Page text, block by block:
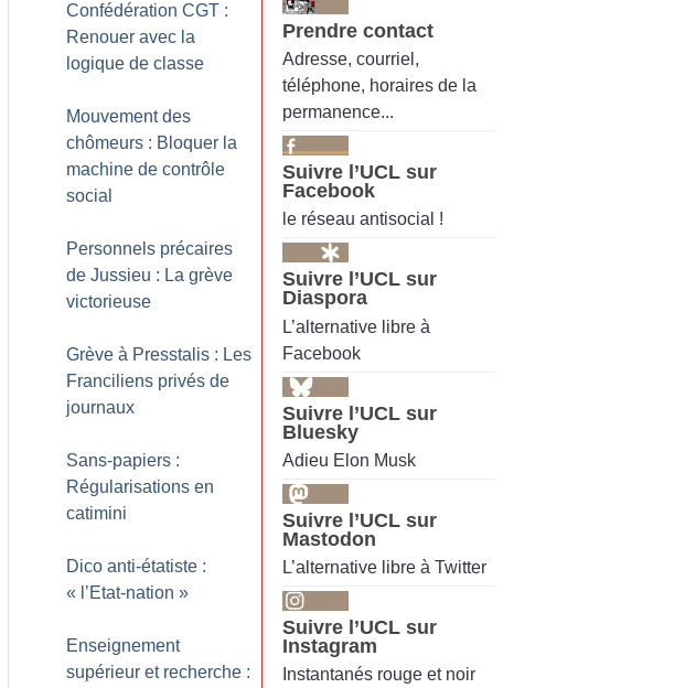
Confédération CGT :
Renouer avec la
logique de classe
Mouvement des
chômeurs : Bloquer la
machine de contrôle
social
Personnels précaires
de Jussieu : La grève
victorieuse
Grève à Presstalis : Les
Franciliens privés de
journaux
Sans-papiers :
Régularisations en
catimini
Dico anti-étatiste :
« l’Etat-nation »
Enseignement
supérieur et recherche :
Prendre contact
Adresse, courriel,
téléphone, horaires de la
permanence...
Suivre l’UCL sur
Facebook
le réseau antisocial !
Suivre l’UCL sur
Diaspora
L’alternative libre à
Facebook
Suivre l’UCL sur
Bluesky
Adieu Elon Musk
Suivre l’UCL sur
Mastodon
L’alternative libre à Twitter
Suivre l’UCL sur
Instagram
Instantanés rouge et noir